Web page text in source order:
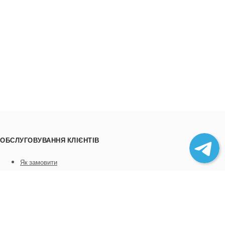
ОБСЛУГОВУВАННЯ КЛІЄНТІВ
Як замовити